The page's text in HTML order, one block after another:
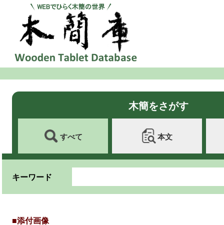
木簡をさがす
すべて 本文
キーワード
■添付画像